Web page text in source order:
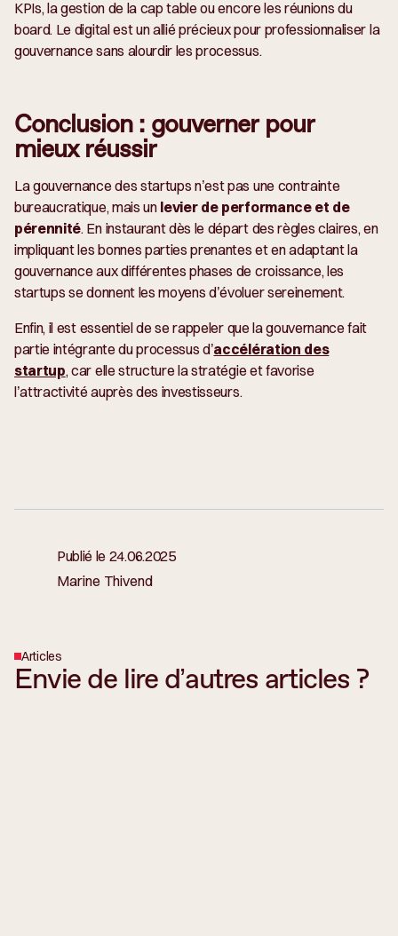
KPIs, la gestion de la cap table ou encore les réunions du
board. Le digital est un allié précieux pour professionnaliser la
gouvernance sans alourdir les processus.
Conclusion : gouverner pour
mieux réussir
La gouvernance des startups n’est pas une contrainte
bureaucratique, mais un levier de performance et de
pérennité. En instaurant dès le départ des règles claires, en
impliquant les bonnes parties prenantes et en adaptant la
gouvernance aux différentes phases de croissance, les
startups se donnent les moyens d’évoluer sereinement.
Enfin, il est essentiel de se rappeler que la gouvernance fait
partie intégrante du processus d’accélération des
startup, car elle structure la stratégie et favorise
l’attractivité auprès des investisseurs.
Publié le 24.06.2025
Marine Thivend
Articles
Envie de lire d’autres articles ?